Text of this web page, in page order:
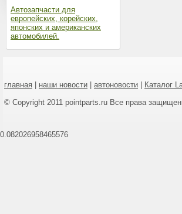
Автозапчасти для
европейских, корейских,
японских и американских
автомобилей.
главная наши новости автоновости Каталог
© Copyright 2011 pointparts.ru Все права
0.082026958465576